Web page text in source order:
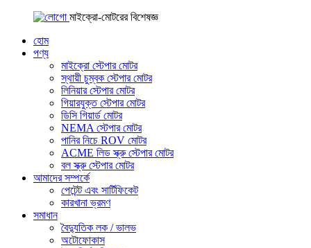
মাইক্রো-মোটরের বিশেষজ্ঞ
হোম
পণ্য
মাইক্রো স্টেপার মোটর
স্থায়ী চুম্বক স্টেপার মোটর
লিনিয়ার স্টেপার মোটর
গিয়ারযুক্ত স্টেপার মোটর
ডিসি গিয়ার্ড মোটর
NEMA স্টেপার মোটর
পানির নিচে ROV মোটর
ACME লিড স্ক্রু স্টেপার মোটর
বল স্ক্রু স্টেপার মোটর
আমাদের সম্পর্কে
পেটেন্ট এবং সার্টিফিকেট
কারখানা ভ্রমণ
সমাধান
বৈদ্যুতিক লক / ভালভ
অটোফোকাস